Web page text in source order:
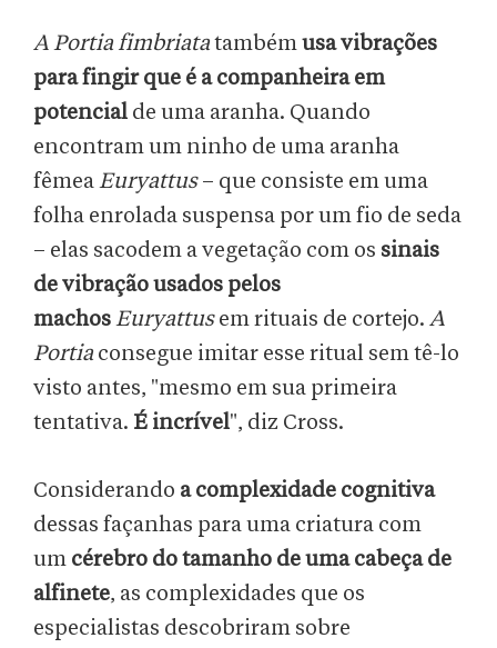
A Portia fimbriatatambémusa vibrações
para fingir que é a companheira em
potencial de uma aranha. Quando
encontram um ninho de uma aranha
fêmeaEuryattus– que consiste em uma
folha enrolada suspensa por um fio de seda
– elas sacodem a vegetação com os sinais
de vibração usados pelos
machosEuryattusem rituais de cortejo. A
Portia consegue imitar esse ritual sem tê-lo
visto antes, "mesmo em sua primeira
tentativa. É incrível", diz Cross.
Considerando a complexidade cognitiva
dessas façanhas para uma criatura com
um cérebro do tamanho de uma cabeça de
alfinete, as complexidades que os
especialistas descobriram sobre